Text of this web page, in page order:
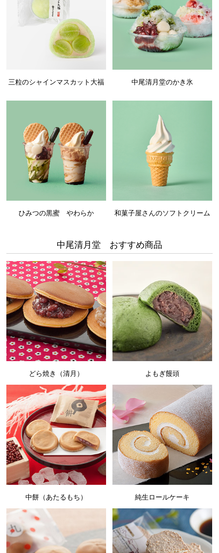
三粒のシャインマスカット大福 中尾清月堂のかき氷
ひみつの黒蜜 やわらか 和菓子屋さんのソフトクリーム
中尾清月堂 おすすめ商品
どら焼き（清月） よもぎ饅頭
中餅（あたるもち） 純生ロールケーキ